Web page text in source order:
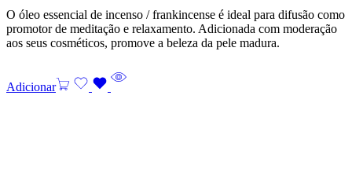
O óleo essencial de incenso / frankincense é ideal para difusão como
promotor de meditação e relaxamento. Adicionada com moderação
aos seus cosméticos, promove a beleza da pele madura.
Adicionar